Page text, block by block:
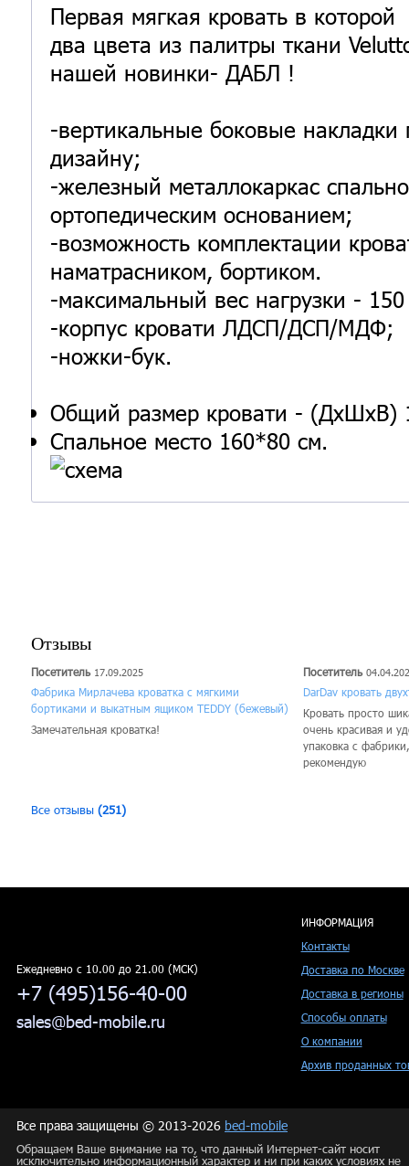
Первая мягкая кровать в
два цвета из палитры ткани
нашей новинки- ДАБЛ !
-вертикальные боковые
дизайну;
-железный металлокаркас
ортопедическим основанием;
-возможность комплектации
наматрасником, бортиком.
-максимальный вес нагрузки - 150
-корпус кровати ЛДСП/ДСП/МДФ;
-ножки-бук.
Общий размер кровати - (ДхШхВ)
Спальное место 160*80 см.
Отзывы
Посетитель 17.09.2025
Фабрика Мирлачева кроватка с мягкими
бортиками и выкатным ящиком TEDDY (бежевый)
Замечательная кроватка!
Посетитель
DarDav кровать
Кровать просто
очень красивая и
упаковка с
рекомендую
Все отзывы (251)
Ежедневно c 10.00 до 21.00 (МСК)
+7 (495)156-40-00
sales@bed-mobile.ru
ИНФОРМАЦИЯ
Контакты
Доставка по Москве
Доставка в регионы
Способы оплаты
О компании
Архив проданных
Все права защищены © 2013-2026 bed-mobile
Обращаем Ваше внимание на то, что данный Интернет-сайт носит
исключительно информационный характер и ни при каких условиях не